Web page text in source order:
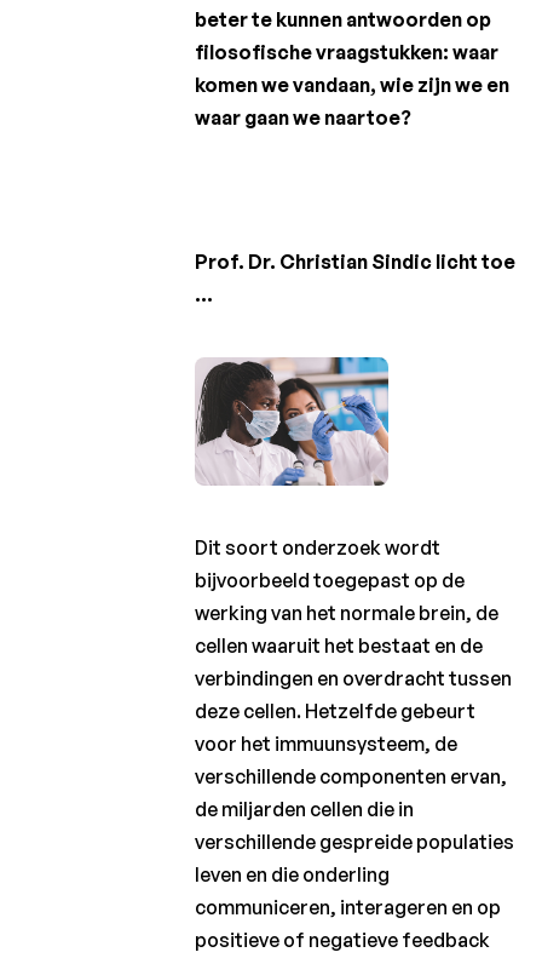
beter te kunnen antwoorden op
filosofische vraagstukken: waar
komen we vandaan, wie zijn we en
waar gaan we naartoe?
Prof. Dr. Christian Sindic licht toe
...
Dit soort onderzoek wordt
bijvoorbeeld toegepast op de
werking van het normale brein, de
cellen waaruit het bestaat en de
verbindingen en overdracht tussen
deze cellen. Hetzelfde gebeurt
voor het immuunsysteem, de
verschillende componenten ervan,
de miljarden cellen die in
verschillende gespreide populaties
leven en die onderling
communiceren, interageren en op
positieve of negatieve feedback